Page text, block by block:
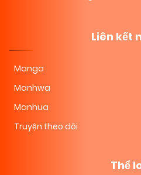
Liên kết
Manga
Manhwa
Manhua
Truyện theo dõi
Thể